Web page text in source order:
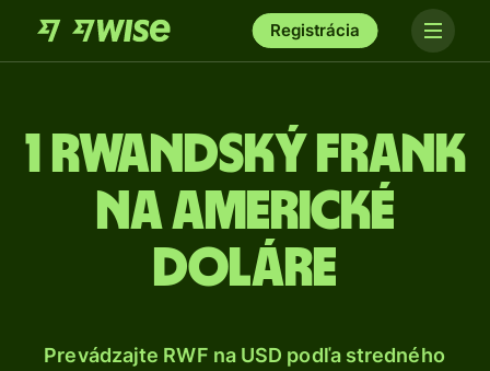
Registrácia
1 Rwandský frank
na americké
doláre
Prevádzajte RWF na USD podľa stredného